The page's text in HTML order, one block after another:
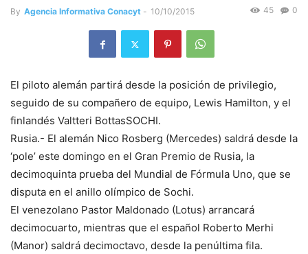
By Agencia Informativa Conacyt - 10/10/2015 0
45
El piloto alemán partirá desde la posición de privilegio,
seguido de su compañero de equipo, Lewis Hamilton, y el
finlandés Valtteri BottasSOCHI.
Rusia.- El alemán Nico Rosberg (Mercedes) saldrá desde la
‘pole’ este domingo en el Gran Premio de Rusia, la
decimoquinta prueba del Mundial de Fórmula Uno, que se
disputa en el anillo olímpico de Sochi.
El venezolano Pastor Maldonado (Lotus) arrancará
decimocuarto, mientras que el español Roberto Merhi
(Manor) saldrá decimoctavo, desde la penúltima fila.